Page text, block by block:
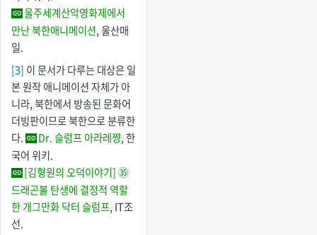
울주세계산악영화제에서
만난 북한애니메이션, 울산매
일.
[3] 이 문서가 다루는 대상은 일
본 원작 애니메이션 자체가 아
니라, 북한에서 방송된 문화어
더빙판이므로 북한으로 분류한
다.
Dr. 슬럼프 아라레쨩, 한
국어 위키.
[김형원의 오덕이야기] ㉟
드래곤볼 탄생에 결정적 역할
한 개그만화 닥터 슬럼프, IT조
선.